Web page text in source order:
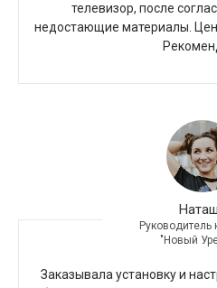
телевизор, после
недостающие материалы.
Руководитель
"Новый
Заказывала установку и